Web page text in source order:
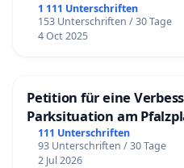
Mit Erlaubnis der BAG
Schulen für Arbeitserziehung)
1 111 Unterschriften
153 Unterschriften / 30 Tage
4 Oct 2025
Petition für eine
Parksituation am
111 Unterschriften
93 Unterschriften / 30 Tage
2 Jul 2026